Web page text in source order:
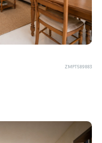
ZMPT589883